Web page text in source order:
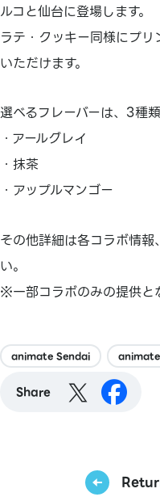
ルコと仙台に登場します。
ラテ・クッキー同様にプ
いただけます。
選べるフレーバーは、3種
・アールグレイ
・抹茶
・アップルマンゴー
その他詳細は各コラボ情
い。
※一部コラボのみの提供と
animate Sendai
Share